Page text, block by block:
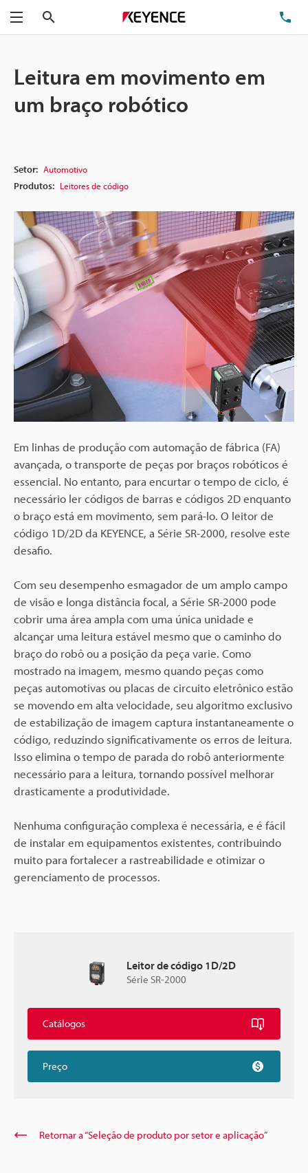
Menu
Leitura em movimento em
um braço robótico
Setor: Automotivo
Produtos: Leitores de código
Em linhas de produção com automação de fábrica (FA)
avançada, o transporte de peças por braços robóticos é
essencial. No entanto, para encurtar o tempo de ciclo, é
necessário ler códigos de barras e códigos 2D enquanto
o braço está em movimento, sem pará-lo. O leitor de
código 1D/2D da KEYENCE, a Série SR-2000, resolve este
desafio.
Com seu desempenho esmagador de um amplo campo
de visão e longa distância focal, a Série SR-2000 pode
cobrir uma área ampla com uma única unidade e
alcançar uma leitura estável mesmo que o caminho do
braço do robô ou a posição da peça varie. Como
mostrado na imagem, mesmo quando peças como
peças automotivas ou placas de circuito eletrônico estão
se movendo em alta velocidade, seu algoritmo exclusivo
de estabilização de imagem captura instantaneamente o
código, reduzindo significativamente os erros de leitura.
Isso elimina o tempo de parada do robô anteriormente
necessário para a leitura, tornando possível melhorar
drasticamente a produtividade.
Nenhuma configuração complexa é necessária, e é fácil
de instalar em equipamentos existentes, contribuindo
muito para fortalecer a rastreabilidade e otimizar o
gerenciamento de processos.
Leitor de código 1D/2D
Série SR-2000
Catálogos
Preço
Retornar a “Seleção de produto por setor e aplicação”